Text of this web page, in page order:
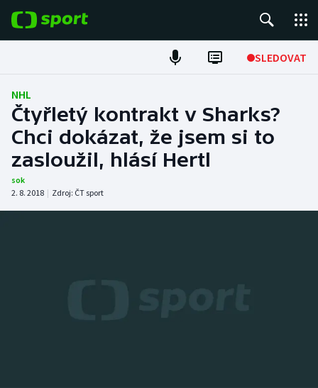
SLEDOVAT
Fotbal
Hokej
Tenis
Atletika
NHL
Čtyřletý kontrakt v Sharks?
Chci dokázat, že jsem si to
zasloužil, hlásí Hertl
sok
2. 8. 2018 | Zdroj: ČT sport